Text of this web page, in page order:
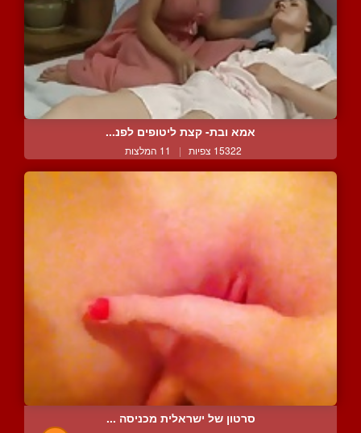
אמא ובת- קצת ליטופים לפנ...
15322 צפיות | 11 המלצות
סרטון של ישראלית מכניסה ...